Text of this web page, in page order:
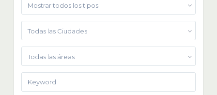
Mostrar todos los tipos
Todas las Ciudades
Todas las áreas